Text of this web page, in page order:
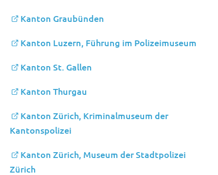
Kanton Graubünden
Kanton Luzern, Führung im Polizeimuseum
Kanton St. Gallen
Kanton Thurgau
Kanton Zürich, Kriminalmuseum der
Kantonspolizei
Kanton Zürich, Museum der Stadtpolizei
Zürich